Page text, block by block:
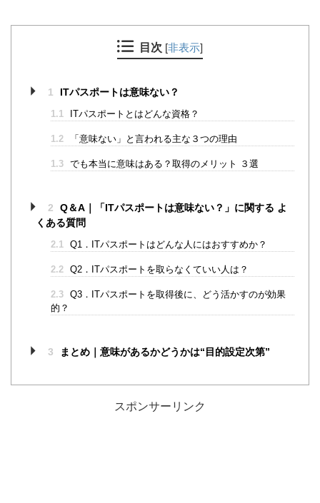
目次 [非表示]
1 ITパスポートは意味ない？
1.1 ITパスポートとはどんな資格？
1.2 「意味ない」と言われる主な３つの理由
1.3 でも本当に意味はある？取得のメリット ３選
2
Q＆A｜「ITパスポートは意味ない？」に関する よ
くある質問
2.1 Q1．ITパスポートはどんな人にはおすすめか？
2.2 Q2．ITパスポートを取らなくていい人は？
2.3 Q3．ITパスポートを取得後に、どう活かすのが効果
的？
3 まとめ｜意味があるかどうかは“目的設定次第”
スポンサーリンク